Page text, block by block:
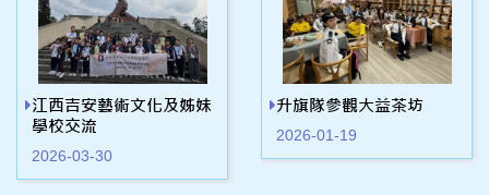
江西吉安藝術文化及姊妹
學校交流
2026-03-30
升旗隊參觀大益茶坊
2026-01-19